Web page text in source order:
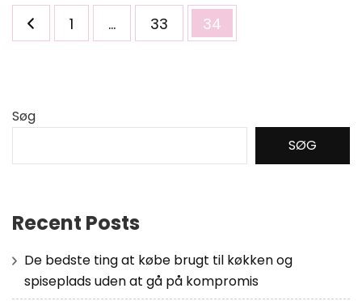
Indlægsinddeling
Side
1 … Side
33 Side
34
Søg
SØG
Recent Posts
De bedste ting at købe brugt til køkken og
spiseplads uden at gå på kompromis